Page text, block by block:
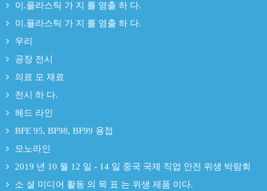
이.플라스틱 가 지 를 염출 하 다.
이.플라스틱 가 지 를 염출 하 다.
우리
공장 전시
의료 모 재료
전시 하 다.
헤드 라인
BFE 95, BF98, BF99 용접
모노라인
2019 년 10 월 12 일 - 14 일 중국 국제 직업 안전 위생 박람회
소 셜 미디어 활동 의 목 표 는 위생 제품 이다.